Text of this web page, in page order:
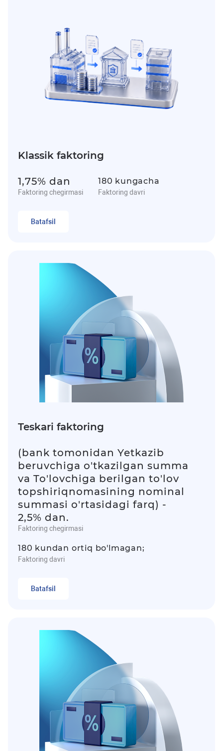
Klassik faktoring
1,75% dan
Faktoring chegirmasi
180 kungacha
Faktoring davri
Batafsil
Teskari faktoring
(bank tomonidan Yetkazib
beruvchiga o'tkazilgan summa
va To'lovchiga berilgan to'lov
topshiriqnomasining nominal
summasi o'rtasidagi farq) -
2,5% dan.
Faktoring chegirmasi
180 kundan ortiq bo'lmagan;
Faktoring davri
Batafsil